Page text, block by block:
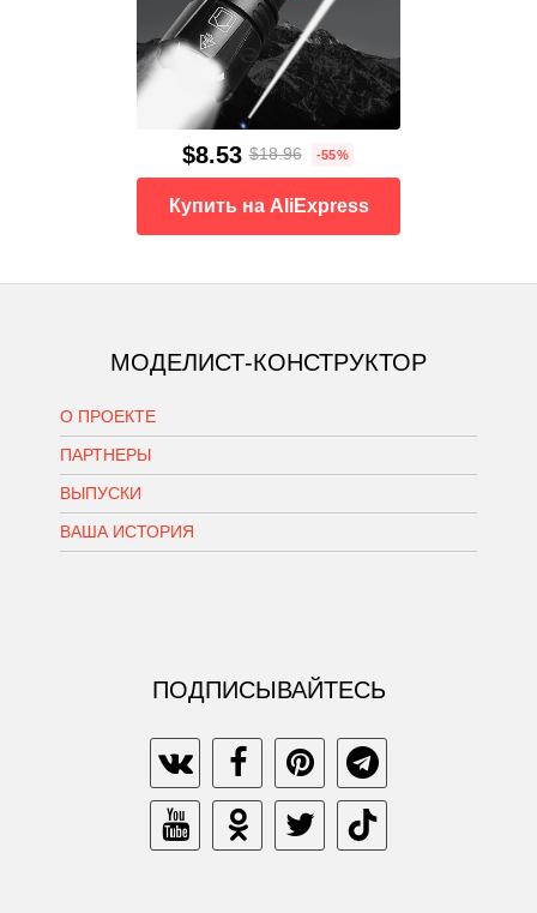
$8.53 $18.96 -55%
Купить на AliExpress
МОДЕЛИСТ-КОНСТРУКТОР
О ПРОЕКТЕ
ПАРТНЕРЫ
ВЫПУСКИ
ВАША ИСТОРИЯ
ПОДПИСЫВАЙТЕСЬ